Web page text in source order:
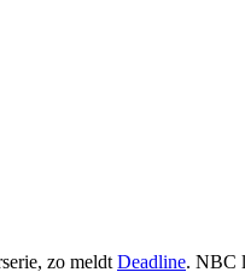
zo meldt Deadline. NBC